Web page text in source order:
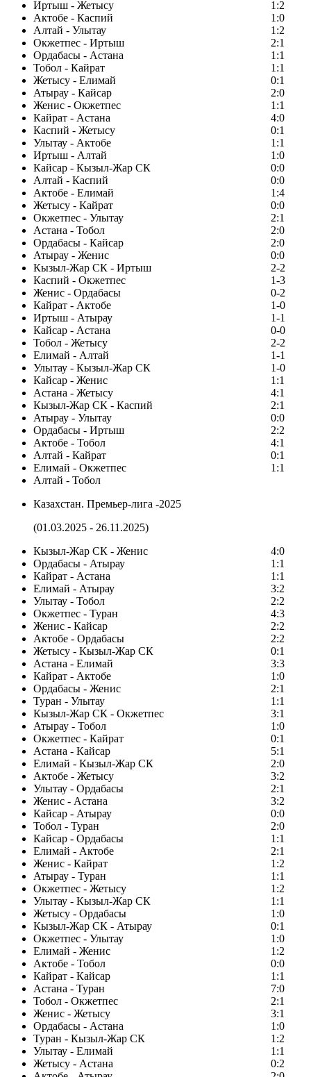
Иртыш - Жетысу
1:2
Актобе - Каспий
1:0
Алтай - Улытау
1:2
Окжетпес - Иртыш
2:1
Ордабасы - Астана
1:1
Тобол - Кайрат
1:1
Жетысу - Елимай
0:1
Атырау - Кайсар
2:0
Женис - Окжетпес
1:1
Кайрат - Астана
4:0
Каспий - Жетысу
0:1
Улытау - Актобе
1:1
Иртыш - Алтай
1:0
Кайсар - Кызыл-Жар СК
0:0
Алтай - Каспий
0:0
Актобе - Елимай
1:4
Жетысу - Кайрат
0:0
Окжетпес - Улытау
2:1
Астана - Тобол
2:0
Ордабасы - Кайсар
2:0
Атырау - Женис
0:0
Кызыл-Жар СК - Иртыш
2-2
Каспий - Окжетпес
1-3
Женис - Ордабасы
0-2
Кайрат - Актобе
1-0
Иртыш - Атырау
1-1
Кайсар - Астана
0-0
Тобол - Жетысу
2-2
Елимай - Алтай
1-1
Улытау - Кызыл-Жар СК
1-0
Кайсар - Женис
1:1
Астана - Жетысу
4:1
Кызыл-Жар СК - Каспий
2:1
Атырау - Улытау
0:0
Ордабасы - Иртыш
2:2
Актобе - Тобол
4:1
Алтай - Кайрат
0:1
Елимай - Окжетпес
1:1
Алтай - Тобол
Казахстан. Премьер-лига -2025
(01.03.2025 - 26.11.2025)
Кызыл-Жар СК - Женис
4:0
Ордабасы - Атырау
1:1
Кайрат - Астана
1:1
Елимай - Атырау
3:2
Улытау - Тобол
2:2
Окжетпес - Туран
4:3
Женис - Кайсар
2:2
Актобе - Ордабасы
2:2
Жетысу - Кызыл-Жар СК
0:1
Астана - Елимай
3:3
Кайрат - Актобе
1:0
Ордабасы - Женис
2:1
Туран - Улытау
1:1
Кызыл-Жар СК - Окжетпес
3:1
Атырау - Тобол
1:0
Окжетпес - Кайрат
0:1
Астана - Кайсар
5:1
Елимай - Кызыл-Жар СК
2:0
Актобе - Жетысу
3:2
Улытау - Ордабасы
2:1
Женис - Астана
3:2
Кайсар - Атырау
0:0
Тобол - Туран
2:0
Кайсар - Ордабасы
1:1
Елимай - Актобе
2:1
Женис - Кайрат
1:2
Атырау - Туран
1:1
Окжетпес - Жетысу
1:2
Улытау - Кызыл-Жар СК
1:1
Жетысу - Ордабасы
1:0
Кызыл-Жар СК - Атырау
0:1
Окжетпес - Улытау
1:0
Елимай - Женис
1:2
Актобе - Тобол
0:0
Кайрат - Кайсар
1:1
Астана - Туран
7:0
Тобол - Окжетпес
2:1
Женис - Жетысу
3:1
Ордабасы - Астана
1:0
Туран - Кызыл-Жар СК
1:2
Улытау - Елимай
1:1
Жетысу - Астана
0:2